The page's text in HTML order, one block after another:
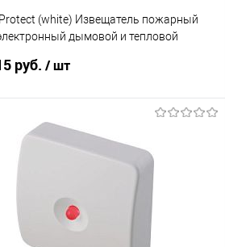
(white) Извещатель пожарный
дымовой и тепловой
руб. / шт
В корзину
К сравнению